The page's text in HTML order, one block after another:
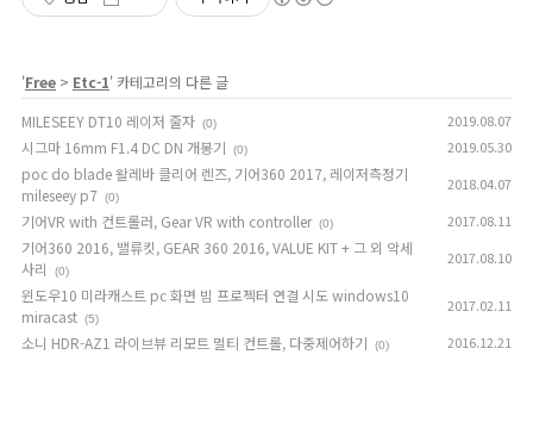
'Free > Etc-1' 카테고리의 다른 글
MILESEEY DT10 레이저 줄자 (0) 2019.08.07
시그마 16mm F1.4 DC DN 개봉기 (0) 2019.05.30
poc do blade 왈레바 클리어 렌즈, 기어360 2017, 레이저측정기
mileseey p7 (0)
2018.04.07
기어VR with 컨트롤러, Gear VR with controller (0) 2017.08.11
기어360 2016, 밸류킷, GEAR 360 2016, VALUE KIT + 그 외 악세
사리
(0)
2017.08.10
윈도우10 미라캐스트 pc 화면 빔 프로젝터 연결 시도 windows10
miracast (5)
2017.02.11
소니 HDR-AZ1 라이브뷰 리모트 멀티 컨트롤, 다중제어하기 (0) 2016.12.21